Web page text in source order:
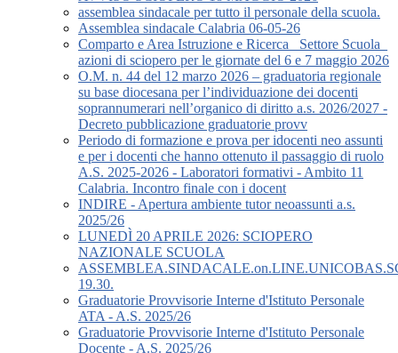
assemblea sindacale per tutto il personale della scuola.
Assemblea sindacale Calabria 06-05-26
Comparto e Area Istruzione e Ricerca_ Settore Scuola_
azioni di sciopero per le giornate del 6 e 7 maggio 2026
O.M. n. 44 del 12 marzo 2026 – graduatoria regionale
su base diocesana per l’individuazione dei docenti
soprannumerari nell’organico di diritto a.s. 2026/2027 -
Decreto pubblicazione graduatorie provv
Periodo di formazione e prova per idocenti neo assunti
e per i docenti che hanno ottenuto il passaggio di ruolo
A.S. 2025-2026 - Laboratori formativi - Ambito 11
Calabria. Incontro finale con i docent
INDIRE - Apertura ambiente tutor neoassunti a.s.
2025/26
LUNEDÌ 20 APRILE 2026: SCIOPERO
NAZIONALE SCUOLA
19.30.
Graduatorie Provvisorie Interne d'Istituto Personale
ATA - A.S. 2025/26
Graduatorie Provvisorie Interne d'Istituto Personale
Docente - A.S. 2025/26